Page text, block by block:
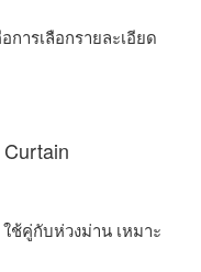
การเลือกรายละเอียด
ช้คู่กับห่วงม่าน เหมาะ